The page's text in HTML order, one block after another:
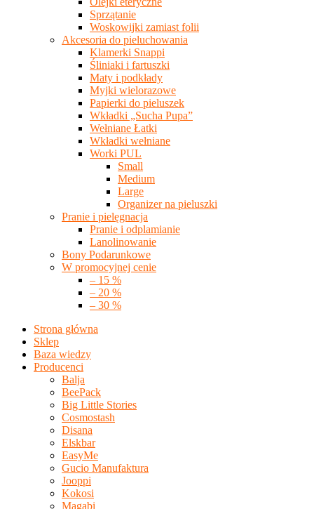
Sprzątanie
Woskowijki zamiast folii
Akcesoria do pieluchowania
Klamerki Snappi
Śliniaki i fartuszki
Maty i podkłady
Myjki wielorazowe
Papierki do pieluszek
Wkładki „Sucha Pupa”
Wełniane Łatki
Wkładki wełniane
Worki PUL
Small
Medium
Large
Organizer na pieluszki
Pranie i pielęgnacja
Pranie i odplamianie
Lanolinowanie
Bony Podarunkowe
W promocyjnej cenie
– 15 %
– 20 %
– 30 %
Strona główna
Sklep
Baza wiedzy
Producenci
Balja
BeePack
Big Little Stories
Cosmostash
Disana
Elskbar
EasyMe
Gucio Manufaktura
Jooppi
Kokosi
Magabi